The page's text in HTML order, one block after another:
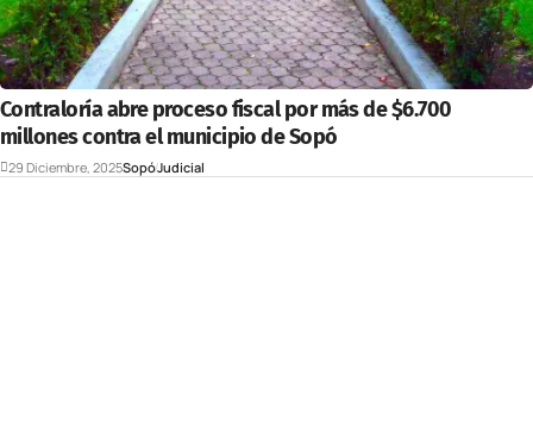
Contraloría abre proceso fiscal por más de $6.700
millones contra el municipio de Sopó
29 Diciembre, 2025SopóJudicial